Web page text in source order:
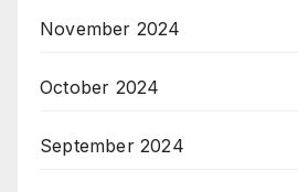
November 2024
October 2024
September 2024